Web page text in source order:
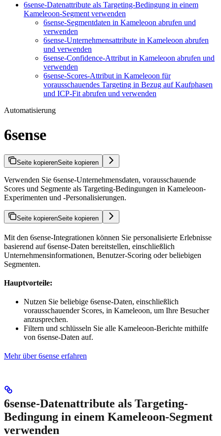
6sense-Datenattribute als Targeting-Bedingung in einem
Kameleoon-Segment verwenden
6sense-Segmentdaten in Kameleoon abrufen und
verwenden
6sense-Unternehmensattribute in Kameleoon abrufen
und verwenden
6sense-Confidence-Attribut in Kameleoon abrufen und
verwenden
6sense-Scores-Attribut in Kameleoon für
vorausschauendes Targeting in Bezug auf Kaufphasen
und ICP-Fit abrufen und verwenden
Automatisierung
6sense
Seite kopierenSeite kopieren
Verwenden Sie 6sense-Unternehmensdaten, vorausschauende
Scores und Segmente als Targeting-Bedingungen in Kameleoon-
Experimenten und -Personalisierungen.
Seite kopierenSeite kopieren
Mit den 6sense-Integrationen können Sie personalisierte Erlebnisse
basierend auf 6sense-Daten bereitstellen, einschließlich
Unternehmensinformationen, Benutzer-Scoring oder beliebigen
Segmenten.
Hauptvorteile:
Nutzen Sie beliebige 6sense-Daten, einschließlich
vorausschauender Scores, in Kameleoon, um Ihre Besucher
anzusprechen.
Filtern und schlüsseln Sie alle Kameleoon-Berichte mithilfe
von 6sense-Daten auf.
Mehr über 6sense erfahren
6sense-Datenattribute als Targeting-
Bedingung in einem Kameleoon-Segment
verwenden